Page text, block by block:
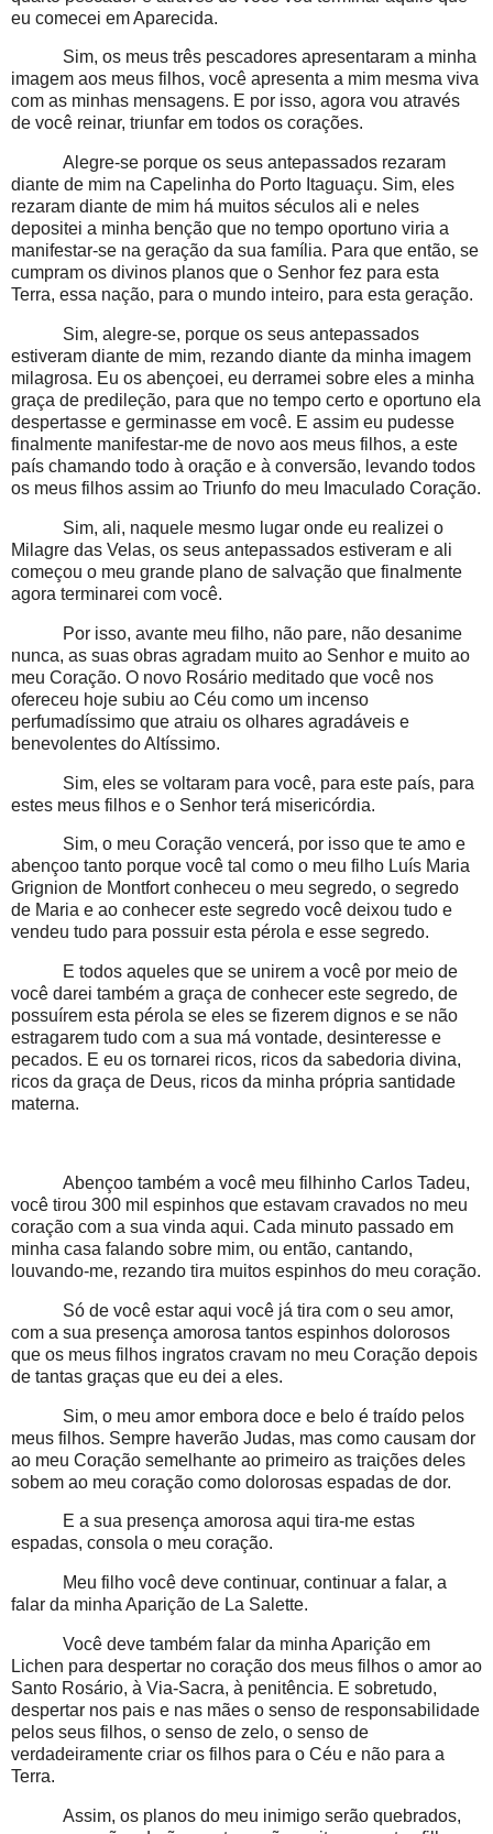
eu comecei em Aparecida.
Sim, os meus três pescadores apresentaram a minha
imagem aos meus filhos, você apresenta a mim mesma viva
com as minhas mensagens. E por isso, agora vou através
de você reinar, triunfar em todos os corações.
Alegre-se porque os seus antepassados rezaram
diante de mim na Capelinha do Porto Itaguaçu. Sim, eles
rezaram diante de mim há muitos séculos ali e neles
depositei a minha benção que no tempo oportuno viria a
manifestar-se na geração da sua família. Para que então, se
cumpram os divinos planos que o Senhor fez para esta
Terra, essa nação, para o mundo inteiro, para esta geração.
Sim, alegre-se, porque os seus antepassados
estiveram diante de mim, rezando diante da minha imagem
milagrosa. Eu os abençoei, eu derramei sobre eles a minha
graça de predileção, para que no tempo certo e oportuno ela
despertasse e germinasse em você. E assim eu pudesse
finalmente manifestar-me de novo aos meus filhos, a este
país chamando todo à oração e à conversão, levando todos
os meus filhos assim ao Triunfo do meu Imaculado Coração.
Sim, ali, naquele mesmo lugar onde eu realizei o
Milagre das Velas, os seus antepassados estiveram e ali
começou o meu grande plano de salvação que finalmente
agora terminarei com você.
Por isso, avante meu filho, não pare, não desanime
nunca, as suas obras agradam muito ao Senhor e muito ao
meu Coração. O novo Rosário meditado que você nos
ofereceu hoje subiu ao Céu como um incenso
perfumadíssimo que atraiu os olhares agradáveis e
benevolentes do Altíssimo.
Sim, eles se voltaram para você, para este país, para
estes meus filhos e o Senhor terá misericórdia.
Sim, o meu Coração vencerá, por isso que te amo e
abençoo tanto porque você tal como o meu filho Luís Maria
Grignion de Montfort conheceu o meu segredo, o segredo
de Maria e ao conhecer este segredo você deixou tudo e
vendeu tudo para possuir esta pérola e esse segredo.
E todos aqueles que se unirem a você por meio de
você darei também a graça de conhecer este segredo, de
possuírem esta pérola se eles se fizerem dignos e se não
estragarem tudo com a sua má vontade, desinteresse e
pecados. E eu os tornarei ricos, ricos da sabedoria divina,
ricos da graça de Deus, ricos da minha própria santidade
materna.
Abençoo também a você meu filhinho Carlos Tadeu,
você tirou 300 mil espinhos que estavam cravados no meu
coração com a sua vinda aqui. Cada minuto passado em
minha casa falando sobre mim, ou então, cantando,
louvando-me, rezando tira muitos espinhos do meu coração.
Só de você estar aqui você já tira com o seu amor,
com a sua presença amorosa tantos espinhos dolorosos
que os meus filhos ingratos cravam no meu Coração depois
de tantas graças que eu dei a eles.
Sim, o meu amor embora doce e belo é traído pelos
meus filhos. Sempre haverão Judas, mas como causam dor
ao meu Coração semelhante ao primeiro as traições deles
sobem ao meu coração como dolorosas espadas de dor.
E a sua presença amorosa aqui tira-me estas
espadas, consola o meu coração.
Meu filho você deve continuar, continuar a falar, a
falar da minha Aparição de La Salette.
Você deve também falar da minha Aparição em
Lichen para despertar no coração dos meus filhos o amor ao
Santo Rosário, à Via-Sacra, à penitência. E sobretudo,
despertar nos pais e nas mães o senso de responsabilidade
pelos seus filhos, o senso de zelo, o senso de
verdadeiramente criar os filhos para o Céu e não para a
Terra.
Assim, os planos do meu inimigo serão quebrados,